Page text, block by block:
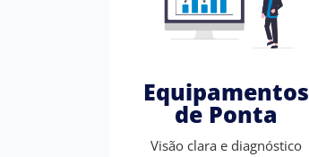
Equipamentos
de Ponta
Visão clara e diagnóstico